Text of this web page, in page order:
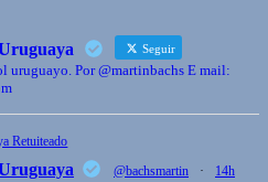
Seguir
uruguayo. Por @martinbachs E mail:
Retuiteado
@bachsmartin · 14h